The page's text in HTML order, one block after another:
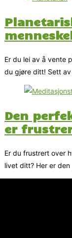
Er du lei av å vente
du gjøre ditt! Sett
Den
er
Er du frustrert over
livet ditt? Her er